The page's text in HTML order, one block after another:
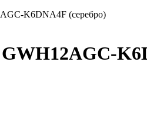
K6DNA4F (серебро)